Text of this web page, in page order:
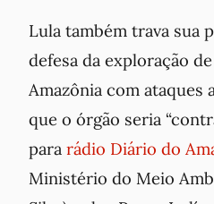
Lula também trava sua
defesa da exploração
Amazônia com ataques
que o órgão seria
para rádio Diário do
Ministério do Meio